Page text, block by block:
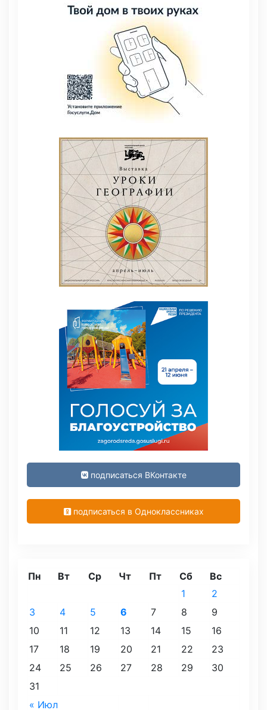
подписаться ВКонтакте
подписаться в Одноклассниках
Пн Вт Ср Чт Пт Сб Вс
« Июл
1
2
3
4 5 6 7 8
9
10
11 12 13 14 15
16
17
18 19 20 21 22
23
24
25 26 27 28 29
30
31